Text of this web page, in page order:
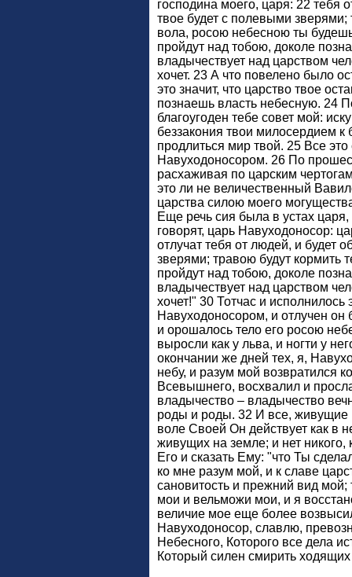
господина моего, царя: 22 тебя
твое будет с полевыми зверями;
вола, росою небесною ты
пройдут над тобою, доколе
владычествует над царством
хочет. 23 А что повелено было
это значит, что царство твое
познаешь власть небесную. 24
благоугоден тебе совет мой:
беззакония твои милосердием
продлиться мир твой. 25 Все
Навуходоносором. 26 По
расхаживая по царским
это ли не величественный
царства силою моего
Еще речь сия была в устах
говорят, царь Навуходоносор:
отлучат тебя от людей, и будет
зверями; травою будут кормить
пройдут над тобою, доколе
владычествует над царством
хочет!" 30 Тотчас и исполнилось
Навуходоносором, и отлучен он
и орошалось тело его росою
выросли как у льва, и ногти у
окончании же дней тех, я,
небу, и разум мой возвратился
Всевышнего, восхвалил и
владычество – владычество
роды и роды. 32 И все, живущие
воле Своей Он действует как в
живущих на земле; и нет никого,
Его и сказать Ему: "что Ты
ко мне разум мой, и к славе
сановитость и прежний вид мой;
мои и вельможи мои, и я
величие мое еще более
Навуходоносор, славлю,
Небесного, Которого все дела
Который силен смирить ходящих